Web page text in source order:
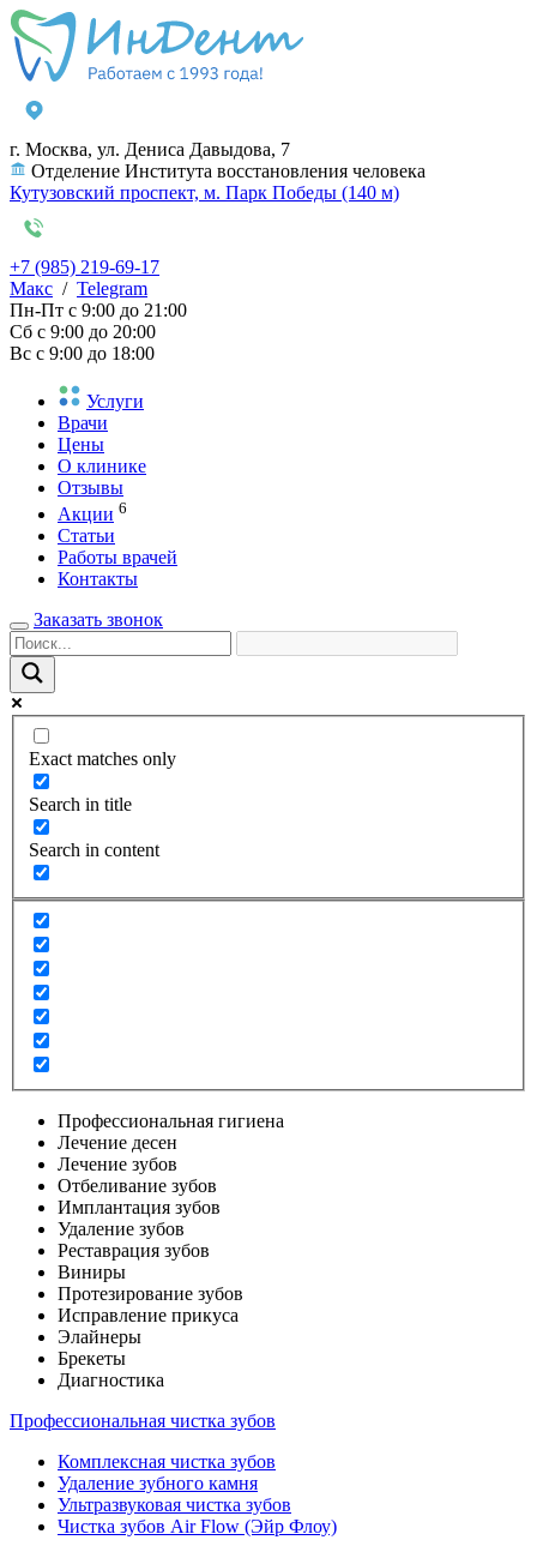
г. Москва, ул. Дениса Давыдова, 7
Отделение Института восстановления человека
Кутузовский проспект, м. Парк Победы (140 м)
+7 (985) 219-69-17
Макс / Telegram
Пн-Пт с 9:00 до 21:00
Сб с 9:00 до 20:00
Вс с 9:00 до 18:00
Услуги
Врачи
Цены
О клинике
Отзывы
Акции 6
Статьи
Работы врачей
Контакты
Заказать звонок
Exact matches only
Search in title
Search in content
Профессиональная гигиена
Лечение десен
Лечение зубов
Отбеливание зубов
Имплантация зубов
Удаление зубов
Реставрация зубов
Виниры
Протезирование зубов
Исправление прикуса
Элайнеры
Брекеты
Диагностика
Профессиональная чистка зубов
Комплексная чистка зубов
Удаление зубного камня
Ультразвуковая чистка зубов
Чистка зубов Air Flow (Эйр Флоу)